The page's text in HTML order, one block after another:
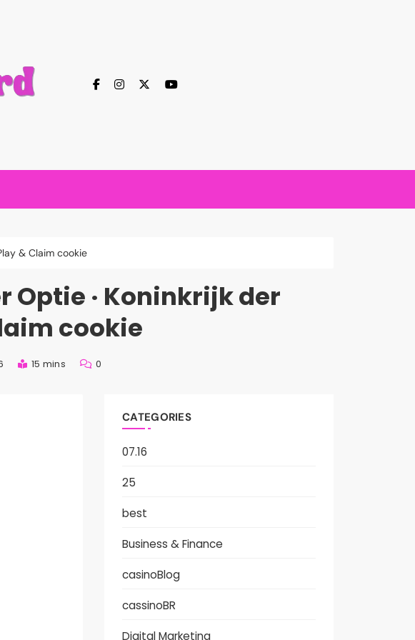
& Claim cookie
Optie · Koninkrijk der
cookie
15 mins 0
CATEGORIES
07.16
25
best
Business & Finance
casinoBlog
cassinoBR
Digital Marketing